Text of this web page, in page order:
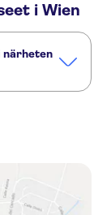
i Wien
närheten